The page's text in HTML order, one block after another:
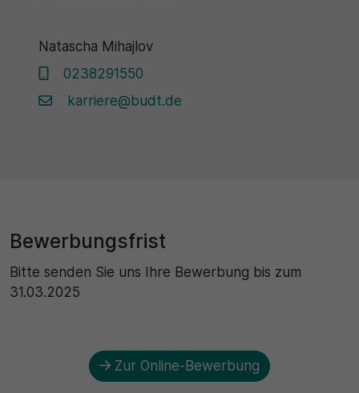
Natascha Mihajlov
0238291550
karriere@budt.de
Bewerbungsfrist
Bitte senden Sie uns Ihre Bewerbung bis zum
31.03.2025
Zur Online-Bewerbung